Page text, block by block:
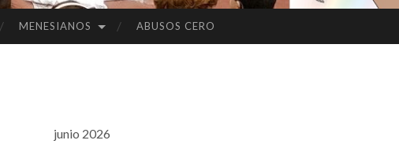
MENESIANOS ABUSOS CERO
junio 2026